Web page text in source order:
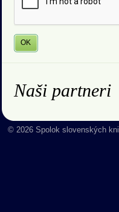
Naši partneri
© 2026 Spolok slovenských